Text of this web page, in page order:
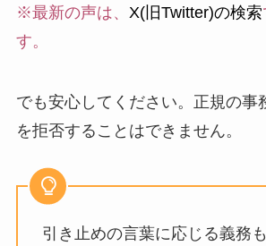
※最新の声は、 X(旧Twitter)の検索
す。
でも安心してください。正規の事
を拒否することはできません。
引き止めの言葉に応じる義務